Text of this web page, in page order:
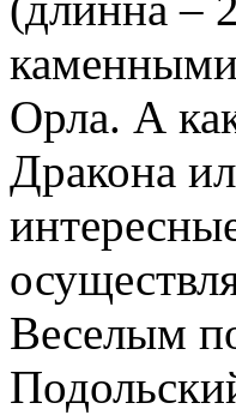
Орла. А
Дракона
Веселым